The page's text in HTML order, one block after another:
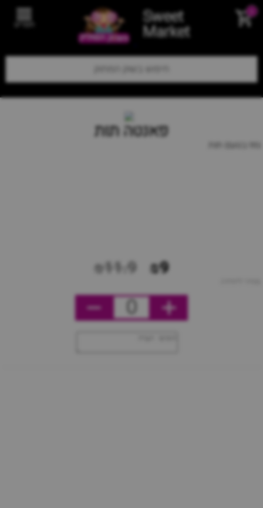
Sweet
Market תפריט
פאנטה תות
גזוז בטעם תות
₪9
₪11.9
0